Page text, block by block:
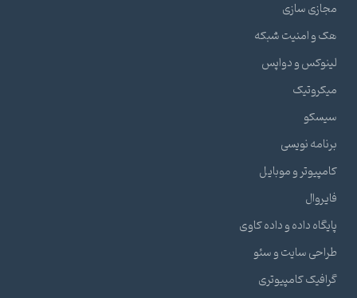
مجازی سازی
هک و امنیت شبکه
لینوکس و دواپس
میکروتیک
سیسکو
برنامه نویسی
کامپیوتر و موبایل
فایروال
پایگاه داده و داده کاوی
طراحی سایت و سئو
گرافیک کامپیوتری